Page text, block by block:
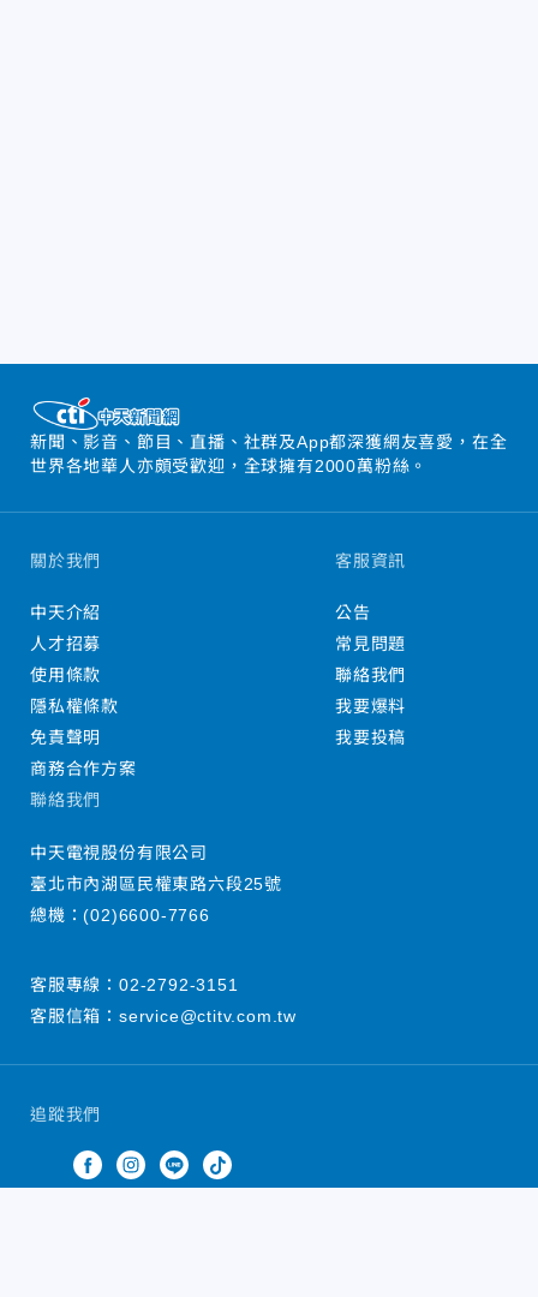
新聞、影音、節目、直播、社群及App都深獲網友喜愛，在全
世界各地華人亦頗受歡迎，全球擁有2000萬粉絲。
追蹤我們
關於我們
中天介紹
人才招募
使用條款
隱私權條款
免責聲明
商務合作方案
客服資訊
公告
常見問題
聯絡我們
我要爆料
我要投稿
聯絡我們
中天電視股份有限公司
臺北市內湖區民權東路六段25號
總機：(02)6600-7766
客服專線： 02-2792-3151
客服信箱： service@ctitv.com.tw